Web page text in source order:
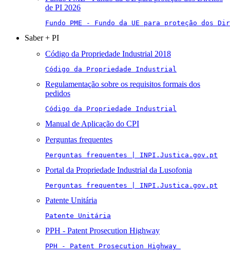
de PI 2026
Fundo PME - Fundo da UE para proteção
Saber + PI
Código da Propriedade Industrial 2018
Código da Propriedade Industrial
Regulamentação sobre os requisitos formais dos
pedidos
Código da Propriedade Industrial
Manual de Aplicação do CPI
Perguntas frequentes
Perguntas frequentes | INPI.Justica.gov.pt
Portal da Propriedade Industrial da Lusofonia
Perguntas frequentes | INPI.Justica.gov.pt
Patente Unitária
Patente Unitária
PPH - Patent Prosecution Highway
PPH - Patent Prosecution Highway